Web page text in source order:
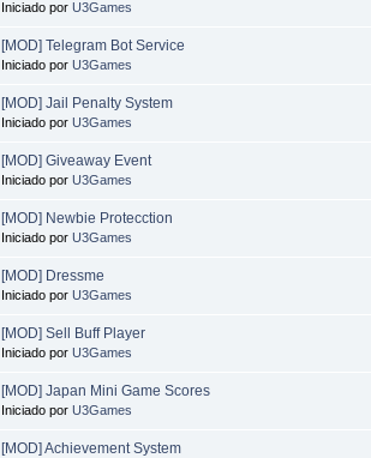
Iniciado por U3Games
[MOD] Telegram Bot Service
Iniciado por U3Games
[MOD] Jail Penalty System
Iniciado por U3Games
[MOD] Giveaway Event
Iniciado por U3Games
[MOD] Newbie Protecction
Iniciado por U3Games
[MOD] Dressme
Iniciado por U3Games
[MOD] Sell Buff Player
Iniciado por U3Games
[MOD] Japan Mini Game Scores
Iniciado por U3Games
[MOD] Achievement System